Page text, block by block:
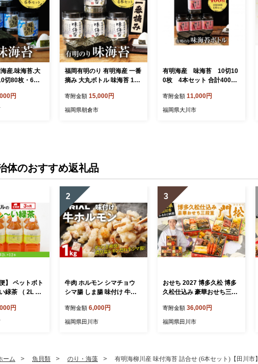
産.味海苔.大
切80枚・6本
円
福岡有明のり 有明海産 一番
摘み 大丸ボトル 味海苔 10
寄附金額 15,000円
福岡県朝倉市
有明海産 味海苔 10切10
0枚 4本セット 合計400枚
寄附金額 11,000円
福岡県大川市
体のおすすめ返礼品
】 ペットボト
緑茶 （ 2L × 1
ク ギフト 贈
ゼント 茶 茶
常備品 ケー
円
2
牛肉 ホルモン シマチョウ
シマ腸 しま腸 味付け 牛ホ
レモン 塩レモン 塩レモンだ
れ 冷凍 簡単調理 惣菜 おか
にく 焼肉 焼き肉 ホルモン
寄附金額 6,000円
福岡県田川市
3
おせち 2027 博多久松 博多
久松仕込み 豪華おせち三段
人前 おせち料理 重箱 お正
月 冷凍おせち 縁起物 祝箸
年始 お取り寄せ 新春 贅沢
寄附金額 36,000円
福岡県田川市
ーム 魚貝類 のり・海藻 有明海柳川産 味付海苔 詰合せ (6本セット)【田川市】